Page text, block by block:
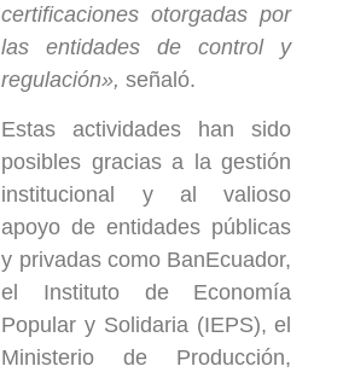
certificaciones otorgadas por
las entidades de control y
regulación», señaló.
Estas actividades han sido
posibles gracias a la gestión
institucional y al valioso
apoyo de entidades públicas
y privadas como BanEcuador,
el Instituto de Economía
Popular y Solidaria (IEPS), el
Ministerio de Producción,